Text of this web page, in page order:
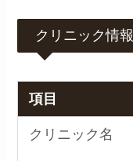
クリニック情報
項目
クリニック名